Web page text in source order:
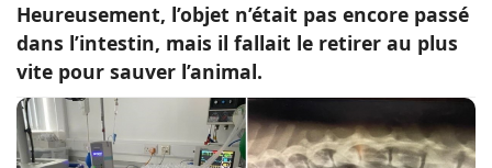
Sauvetages
Conso
Heureusement, l’objet n’était pas encore passé
dans l’intestin, mais il fallait le retirer au plus
vite pour sauver l’animal.